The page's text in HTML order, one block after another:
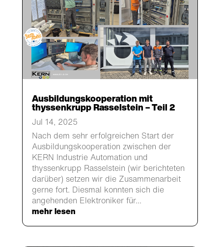
Ausbildungskooperation mit
thyssenkrupp Rasselstein – Teil 2
Jul 14, 2025
Nach dem sehr erfolgreichen Start der
Ausbildungskooperation zwischen der
KERN Industrie Automation und
thyssenkrupp Rasselstein (wir berichteten
darüber) setzen wir die Zusammenarbeit
gerne fort. Diesmal konnten sich die
angehenden Elektroniker für...
mehr lesen